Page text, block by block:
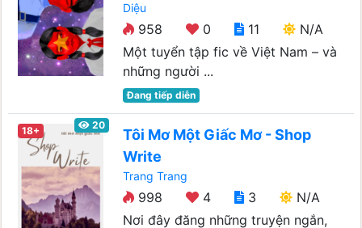
Diệu
958 0 11
N/A
Một tuyển tập fic về Việt Nam – và
những người ...
Đang tiếp diễn
18+ 20
Tôi Mơ Một Giấc Mơ - Shop
Write
Trang Trang
998 4 3
N/A
Nơi đây đăng những truyện ngắn,